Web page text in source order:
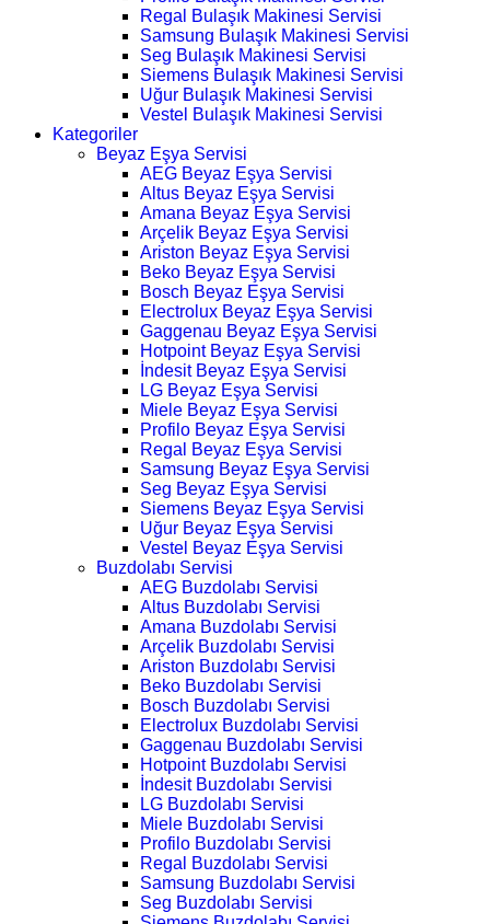
Regal Bulaşık Makinesi Servisi
Samsung Bulaşık Makinesi Servisi
Seg Bulaşık Makinesi Servisi
Siemens Bulaşık Makinesi Servisi
Uğur Bulaşık Makinesi Servisi
Vestel Bulaşık Makinesi Servisi
Kategoriler
Beyaz Eşya Servisi
AEG Beyaz Eşya Servisi
Altus Beyaz Eşya Servisi
Amana Beyaz Eşya Servisi
Arçelik Beyaz Eşya Servisi
Ariston Beyaz Eşya Servisi
Beko Beyaz Eşya Servisi
Bosch Beyaz Eşya Servisi
Electrolux Beyaz Eşya Servisi
Gaggenau Beyaz Eşya Servisi
Hotpoint Beyaz Eşya Servisi
İndesit Beyaz Eşya Servisi
LG Beyaz Eşya Servisi
Miele Beyaz Eşya Servisi
Profilo Beyaz Eşya Servisi
Regal Beyaz Eşya Servisi
Samsung Beyaz Eşya Servisi
Seg Beyaz Eşya Servisi
Siemens Beyaz Eşya Servisi
Uğur Beyaz Eşya Servisi
Vestel Beyaz Eşya Servisi
Buzdolabı Servisi
AEG Buzdolabı Servisi
Altus Buzdolabı Servisi
Amana Buzdolabı Servisi
Arçelik Buzdolabı Servisi
Ariston Buzdolabı Servisi
Beko Buzdolabı Servisi
Bosch Buzdolabı Servisi
Electrolux Buzdolabı Servisi
Gaggenau Buzdolabı Servisi
Hotpoint Buzdolabı Servisi
İndesit Buzdolabı Servisi
LG Buzdolabı Servisi
Miele Buzdolabı Servisi
Profilo Buzdolabı Servisi
Regal Buzdolabı Servisi
Samsung Buzdolabı Servisi
Seg Buzdolabı Servisi